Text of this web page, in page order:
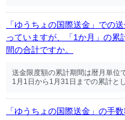
「ゆうちょの国際送金」での
っていますが、「1か月」の累
間の合計ですか。
送金限度額の累計期間は暦月単位
1月1日から1月31日までの累計と
「ゆうちょの国際送金」の手